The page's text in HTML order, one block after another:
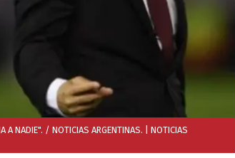
A NADIE". / NOTICIAS ARGENTINAS. | NOTICIAS